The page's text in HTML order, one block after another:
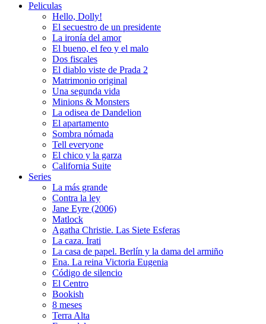
Peliculas
Hello, Dolly!
El secuestro de un presidente
La ironía del amor
El bueno, el feo y el malo
Dos fiscales
El diablo viste de Prada 2
Matrimonio original
Una segunda vida
Minions & Monsters
La odisea de Dandelion
El apartamento
Sombra nómada
Tell everyone
El chico y la garza
California Suite
Series
La más grande
Contra la ley
Jane Eyre (2006)
Matlock
Agatha Christie. Las Siete Esferas
La caza. Irati
La casa de papel. Berlín y la dama del armiño
Ena. La reina Victoria Eugenia
Código de silencio
El Centro
Bookish
8 meses
Terra Alta